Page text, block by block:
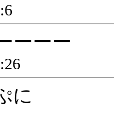
ーーー
に